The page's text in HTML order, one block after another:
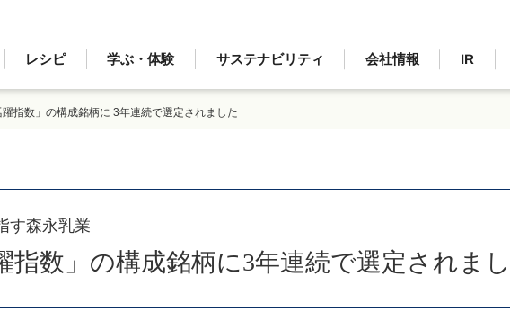
レシピ 学ぶ・体験 サステナビリティ 会社情報 IR
躍指数」の構成銘柄に 3年連続で選定されました
す森永乳業
指数」の構成銘柄に3年連続で選定されま